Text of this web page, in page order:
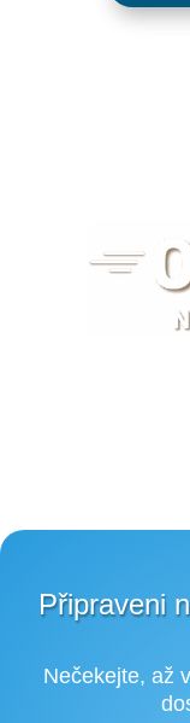
Připraveni
Nečekejte, až